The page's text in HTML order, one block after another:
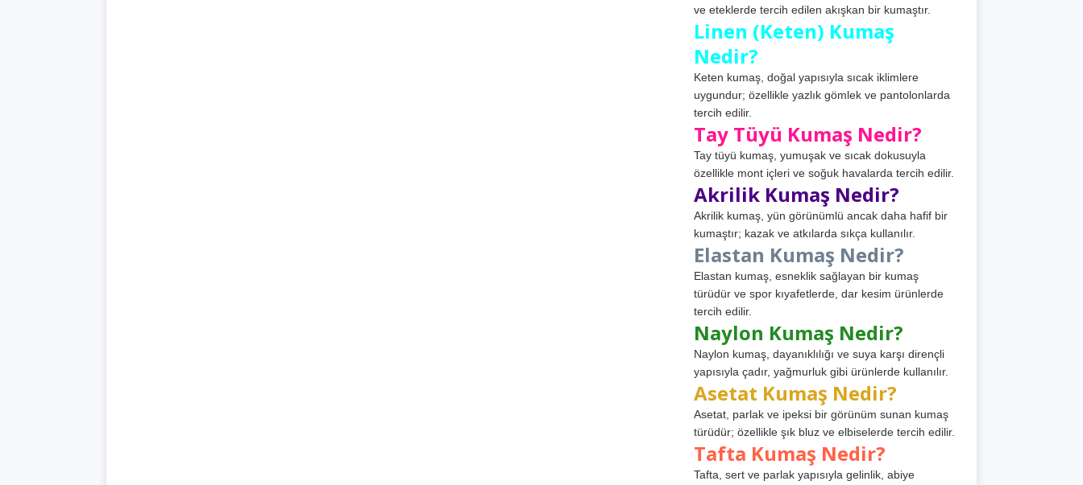
ve eteklerde tercih edilen akışkan bir kumaştır.
Linen (Keten) Kumaş
Nedir?
Keten kumaş, doğal yapısıyla sıcak iklimlere
uygundur; özellikle yazlık gömlek ve pantolonlarda
tercih edilir.
Tay Tüyü Kumaş Nedir?
Tay tüyü kumaş, yumuşak ve sıcak dokusuyla
özellikle mont içleri ve soğuk havalarda tercih edilir.
Akrilik Kumaş Nedir?
Akrilik kumaş, yün görünümlü ancak daha hafif bir
kumaştır; kazak ve atkılarda sıkça kullanılır.
Elastan Kumaş Nedir?
Elastan kumaş, esneklik sağlayan bir kumaş
türüdür ve spor kıyafetlerde, dar kesim ürünlerde
tercih edilir.
Naylon Kumaş Nedir?
Naylon kumaş, dayanıklılığı ve suya karşı dirençli
yapısıyla çadır, yağmurluk gibi ürünlerde kullanılır.
Asetat Kumaş Nedir?
Asetat, parlak ve ipeksi bir görünüm sunan kumaş
türüdür; özellikle şık bluz ve elbiselerde tercih edilir.
Tafta Kumaş Nedir?
Tafta, sert ve parlak yapısıyla gelinlik, abiye